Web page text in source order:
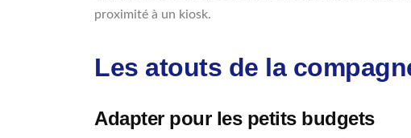
proximité à un kiosk.
Les atouts de la
Adapter pour les petits budgets